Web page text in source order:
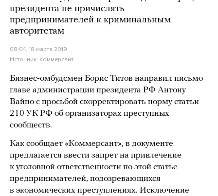
президента не причислять
предпринимателей к криминальным
авторитетам
08:04, 18 марта 2019
Источник: Коммерсант
Бизнес-омбудсмен Борис Титов направил письмо
главе администрации президента РФ Антону
Вайно с просьбой скорректировать норму статьи
210 УК РФ об организаторах преступных
сообществ.
Как сообщает «Коммерсант», в документе
предлагается ввести запрет на привлечение
к уголовной ответственности по этой статье
предпринимателей, подозревающихся
в экономических преступлениях. Исключение